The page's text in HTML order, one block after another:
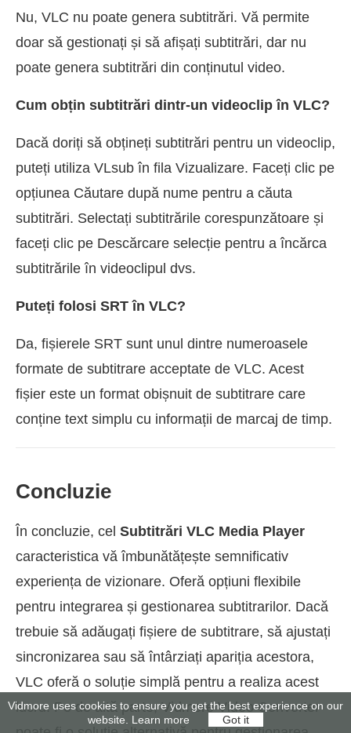
Nu, VLC nu poate genera subtitrări. Vă permite
doar să gestionați și să afișați subtitrări, dar nu
poate genera subtitrări din conținutul video.
Cum obțin subtitrări dintr-un videoclip în VLC?
Dacă doriți să obțineți subtitrări pentru un videoclip,
puteți utiliza VLsub în fila Vizualizare. Faceți clic pe
opțiunea Căutare după nume pentru a căuta
subtitrări. Selectați subtitrările corespunzătoare și
faceți clic pe Descărcare selecție pentru a încărca
subtitrările în videoclipul dvs.
Puteți folosi SRT în VLC?
Da, fișierele SRT sunt unul dintre numeroasele
formate de subtitrare acceptate de VLC. Acest
fișier este un format obișnuit de subtitrare care
conține text simplu cu informații de marcaj de timp.
Concluzie
În concluzie, cel Subtitrări VLC Media Player
caracteristica vă îmbunătățește semnificativ
experiența de vizionare. Oferă opțiuni flexibile
pentru integrarea și gestionarea subtitrarilor. Dacă
trebuie să adăugați fișiere de subtitrare, să ajustați
sincronizarea sau să întârziați apariția acestora,
VLC oferă o soluție simplă pentru a realiza acest
lucru. Pe de altă parte, Vidmore Video Converter
Vidmore uses cookies to ensure you get the best experience on our
website. Learn more Got it